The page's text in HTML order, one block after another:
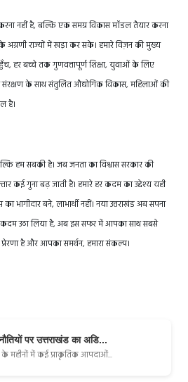
नहीं है, बल्कि एक समग्र विकास मॉडल तैयार करना
अग्रणी राज्यों में खड़ा कर सके। हमारे विज़न की मुख्य
हर बच्चे तक गुणवत्तापूर्ण शिक्षा, युवाओं के लिए
संरक्षण के साथ संतुलित औद्योगिक विकास, महिलाओं की
है।
हम सबकी है। जब जनता का विश्वास सरकार की
कई गुना बढ़ जाती है। हमारे हर कदम का उद्देश्य यही
भागीदार बने, लाभार्थी नहीं। नया उत्तराखंड अब सपना
कदम उठा लिया है, अब इस सफर में आपका साथ सबसे
है और आपका समर्थन, हमारा संकल्प।
पर उत्तराखंड का अडि...
के महीनों में कई प्राकृतिक आपदाओं...